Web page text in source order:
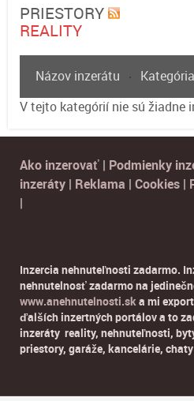
PRIESTORY
REALITY
Názov inzerátu Kategória
V tejto kategórií nie sú žiadne
Ako inzerovať Podmienky
inzeráty
Reklama Cookies
Inzercia nehnuteľnosti zadarmo.
nehnutelnosť zadarmo na
www.anehnutelnosti.ska mi
ďalších inzertných portálov a to
inzeráty reality, nehnuteľnosti,
priestory, garáže, kancelárie,